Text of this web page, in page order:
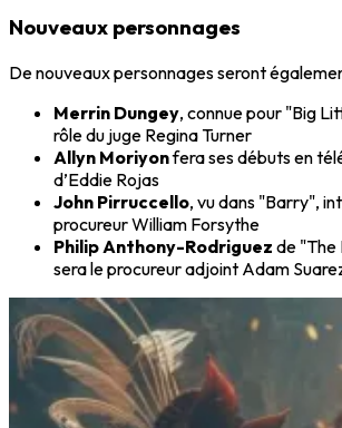
Nouveaux personnages
De nouveaux personnages seront
Merrin Dungey, connue pour "Big
rôle du juge Regina Turner
Allyn Moriyonfera ses débuts en
d’Eddie Rojas
John Pirruccello, vu dans "Barry",
procureur William Forsythe
Philip Anthony-Rodriguez de "The
sera le procureur adjoint Adam